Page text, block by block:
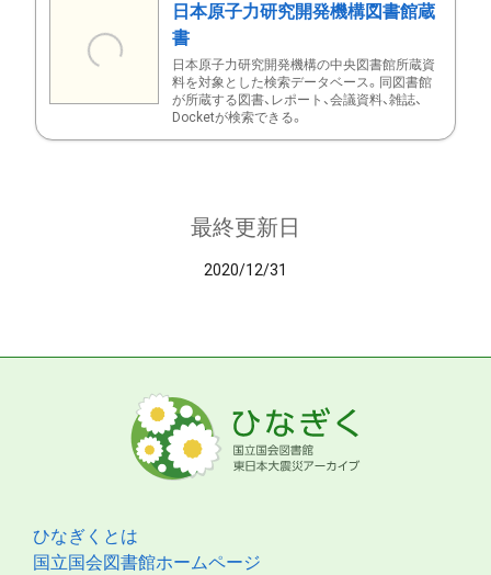
日本原子力研究開発機構図書館蔵
書
日本原子力研究開発機構の中央図書館所蔵資
料を対象とした検索データベース。同図書館
が所蔵する図書、レポート、会議資料、雑誌、
Docketが検索できる。
最終更新日
2020/12/31
ひなぎくとは
国立国会図書館ホームページ